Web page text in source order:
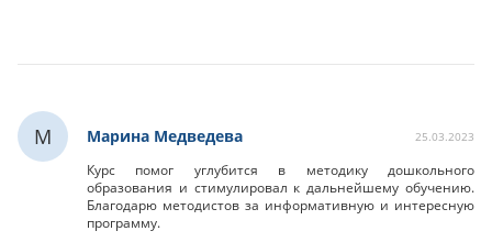
М Марина Медведева 25.03.2023
Курс помог углубится в методику дошкольного
образования и стимулировал к дальнейшему обучению.
Благодарю методистов за информативную и интересную
программу.